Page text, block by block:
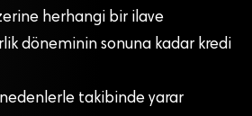
herhangi bir ilave
döneminin sonuna kadar kredi
takibinde yarar